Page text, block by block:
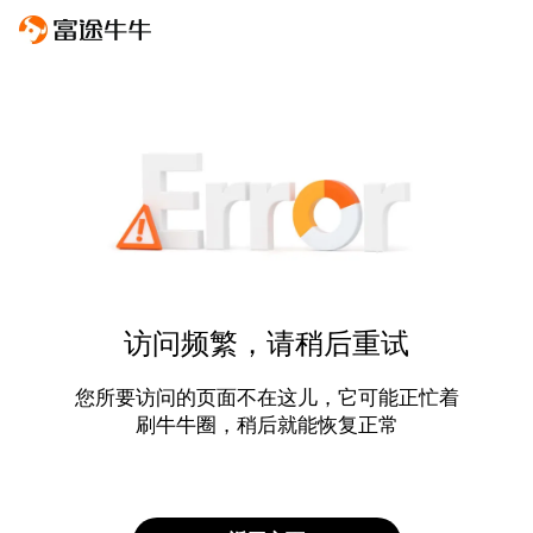
访问频繁，请稍后重试
您所要访问的页面不在这儿，它可能正忙着
刷牛牛圈，稍后就能恢复正常